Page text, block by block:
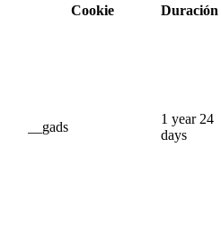
Cookie
Duración
__gads
1 year 24
days